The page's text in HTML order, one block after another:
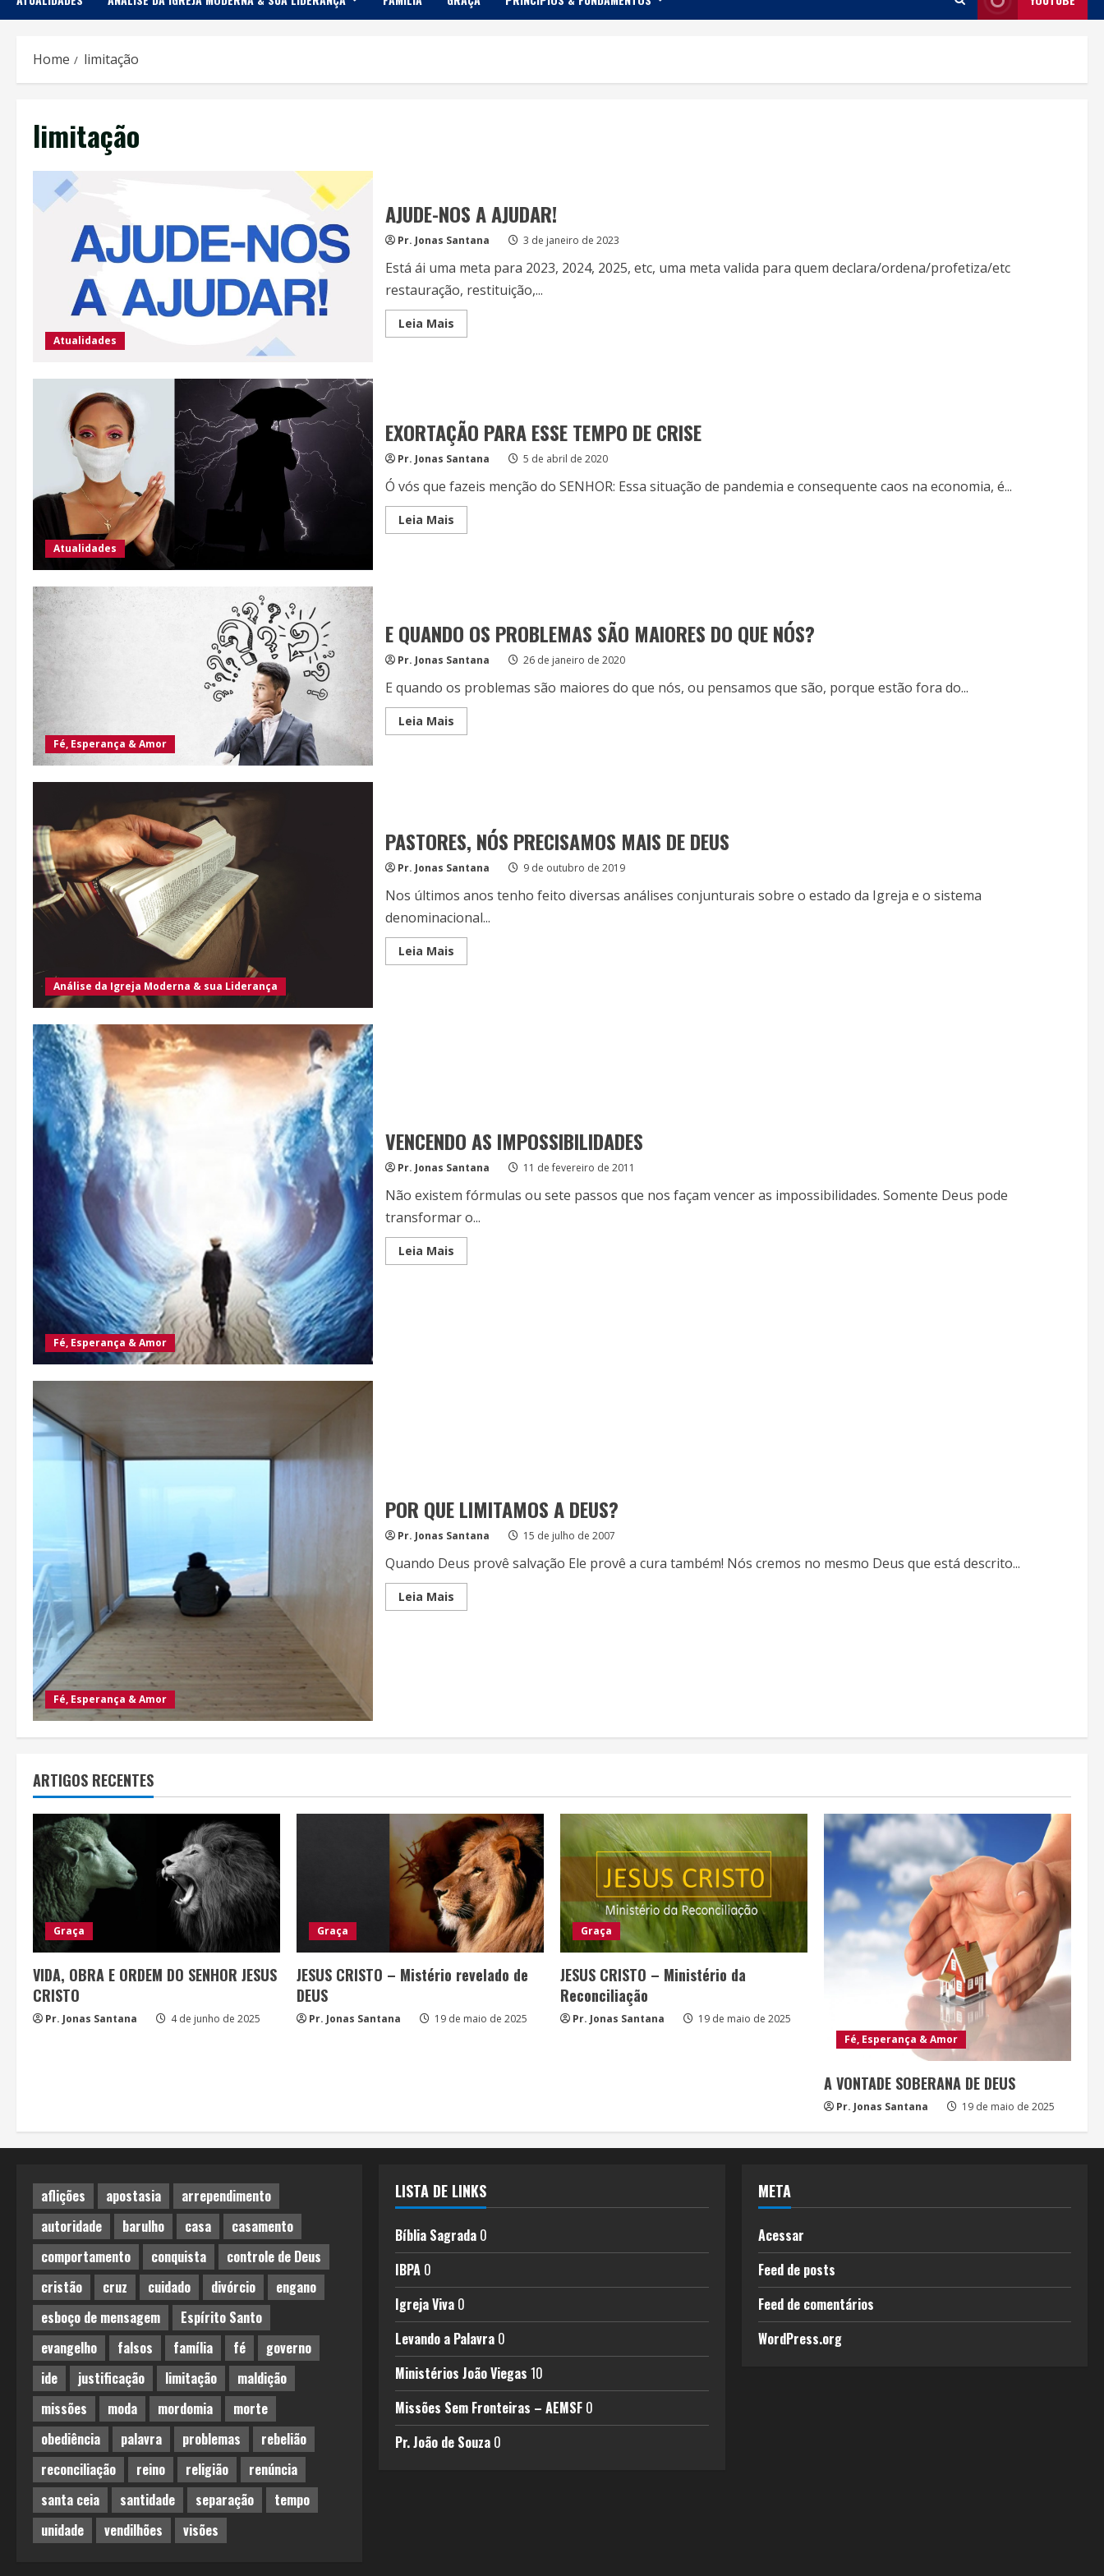
Home limitação
limitação
Atualidades
AJUDE-NOS A AJUDAR!
Pr. Jonas Santana 3 de janeiro de 2023
Está ái uma meta para 2023, 2024, 2025, etc, uma meta valida para quem declara/ordena/profetiza/etc
restauração, restituição,...
Leia MaisRead
more
Atualidades
EXORTAÇÃO PARA ESSE TEMPO DE CRISE
Pr. Jonas Santana 5 de abril de 2020
Ó vós que fazeis menção do SENHOR: Essa situação de pandemia e consequente caos na economia, é...
Leia MaisRead
more
Fé, Esperança & Amor
E QUANDO OS PROBLEMAS SÃO MAIORES DO QUE NÓS?
Pr. Jonas Santana 26 de janeiro de 2020
E quando os problemas são maiores do que nós, ou pensamos que são, porque estão fora do...
Leia MaisRead
more
QUE
NÓS?
Análise da Igreja Moderna & sua Liderança
PASTORES, NÓS PRECISAMOS MAIS DE DEUS
Pr. Jonas Santana 9 de outubro de 2019
Nos últimos anos tenho feito diversas análises conjunturais sobre o estado da Igreja e o sistema
denominacional...
Leia MaisRead
more
Fé, Esperança & Amor
VENCENDO AS IMPOSSIBILIDADES
Pr. Jonas Santana 11 de fevereiro de 2011
Não existem fórmulas ou sete passos que nos façam vencer as impossibilidades. Somente Deus pode
transformar o...
Leia MaisRead
more
Fé, Esperança & Amor
POR QUE LIMITAMOS A DEUS?
Pr. Jonas Santana 15 de julho de 2007
Quando Deus provê salvação Ele provê a cura também! Nós cremos no mesmo Deus que está descrito...
Leia MaisRead
more
ARTIGOS RECENTES
Graça
VIDA, OBRA E ORDEM DO SENHOR JESUS
CRISTO
Pr. Jonas Santana 4 de junho de 2025
Graça
JESUS CRISTO – Mistério revelado de
DEUS
Pr. Jonas Santana 19 de maio de 2025
Graça
JESUS CRISTO – Ministério da
Reconciliação
Pr. Jonas Santana
19 de maio de 2025
Fé, Esperança & Amor
A VONTADE SOBERANA DE DEUS
Pr. Jonas Santana 19 de maio de 2025
aflições apostasia
arrependimento
autoridade
barulho casa
casamento
comportamento
conquista
controle de Deus
cristão
cruz cuidado divórcio
engano
esboço de mensagem
Espírito Santo
evangelho
falsos família fé
governo
ide
justificação limitação
maldição
missões
moda mordomia
morte
obediência
palavra problemas
rebelião
reconciliação
reino religião
renúncia
santa ceia
santidade separação
tempo
unidade
vendilhões visões
LISTA DE LINKS
Bíblia Sagrada 0
IBPA 0
Igreja Viva 0
Levando a Palavra 0
Ministérios João Viegas 10
Missões Sem Fronteiras – AEMSF 0
Pr. João de Souza 0
META
Acessar
Feed de posts
Feed de comentários
WordPress.org